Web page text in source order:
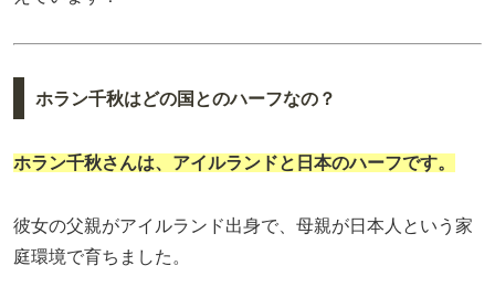
ホラン千秋はどの国とのハーフなの？
ホラン千秋さんは、アイルランドと日本のハーフです。
彼女の父親がアイルランド出身で、母親が日本人という家
庭環境で育ちました。